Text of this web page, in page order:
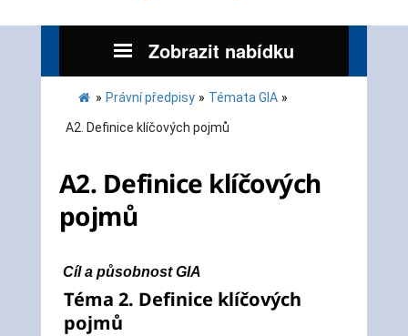
Zobrazit nabídku
» Právní předpisy » Témata GIA »
A2. Definice klíčových pojmů
A2. Definice klíčových
pojmů
Cíl a působnost GIA
Téma 2. Definice klíčových
pojmů